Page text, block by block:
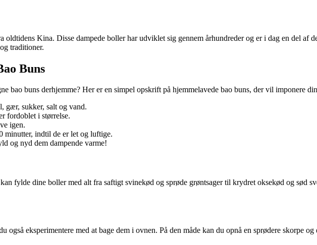
oldtidens Kina. Disse dampede boller har udviklet sig gennem århundreder og er i dag en del af
traditioner.
Buns
bao buns derhjemme? Her er en simpel opskrift på hjemmelavede bao buns, der vil imponere
gær, sukker, salt og vand.
fordoblet i størrelse.
igen.
minutter, indtil de er let og luftige.
og nyd dem dampende varme!
fylde dine boller med alt fra saftigt svinekød og sprøde grøntsager til krydret oksekød og sød
også eksperimentere med at bage dem i ovnen. På den måde kan du opnå en sprødere skorpe